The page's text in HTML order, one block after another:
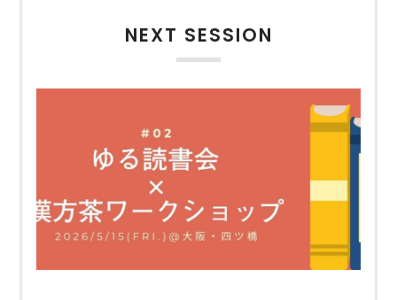
NEXT SESSION